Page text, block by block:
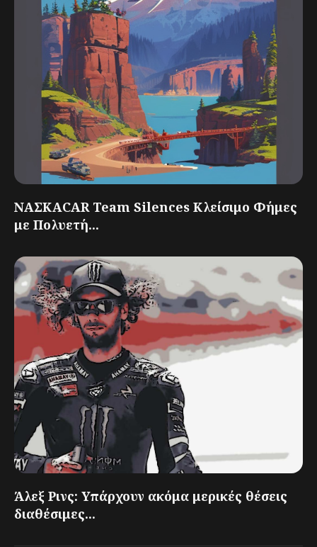
ΝΑΣΚΑCAR Team Silences Κλείσιμο Φήμες
με Πολυετή...
Άλεξ Ρινς: Υπάρχουν ακόμα μερικές θέσεις
διαθέσιμες...